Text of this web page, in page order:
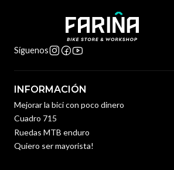
Síguenos
INFORMACIÓN
Mejorar la bici con poco dinero
Cuadro 715
Ruedas MTB enduro
Quiero ser mayorista!